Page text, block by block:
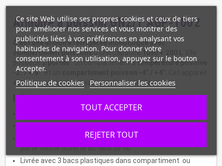
Armoire à poisson GN2/1 AGP-1002
C'est une armoire réfrigérée monocoque avec
compartiment poissonsd'unecapacité1050 + 280 L
possède2 portes : un compartiment àtempérature positive
-2° / + 8°et un
est très pratique en cuisine professionnelle.
Informations :
Porte pleine avec contreporte réversible avec rappel de
porte. Reste ouverte au-delà de 90°
Livrée avec 3 bacs plastiques dans compartiment ou
Ce site Web utilise ses propres cookies et ceux de tiers
pour améliorer nos services et vous montrer des
publicités liées à vos préférences en analysant vos
habitudes de navigation. Pour donner votre
consentement à son utilisation, appuyez sur le bouton
Accepter.
Politique de cookies Personnaliser les cookies
REJETER TOUT
TOUT ACCEPTER